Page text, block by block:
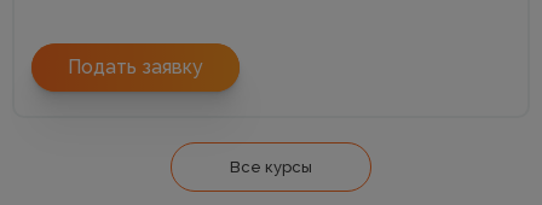
Подать заявку
Все курсы